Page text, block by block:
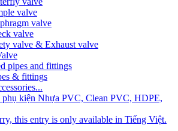
valve
valve
valve
valve & Exhaust valve
pipes and fittings
& fittings
phụ kiện Nhựa PVC, Clean PVC, HDPE,
this entry is only available in Tiếng Việt.